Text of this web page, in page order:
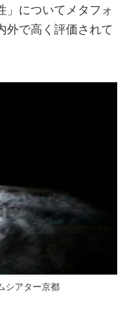
」についてメタフォ
外で高く評価されて
シアター京都